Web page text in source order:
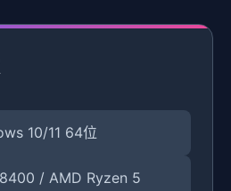
10/11 64位
/ AMD Ryzen 5